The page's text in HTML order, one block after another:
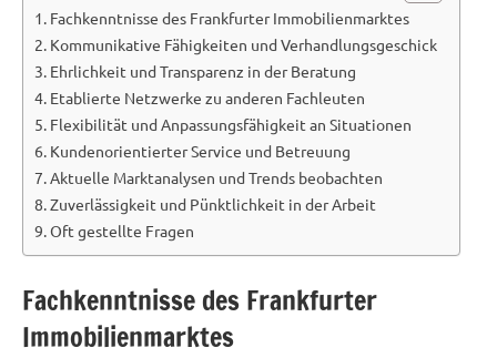
Fachkenntnisse des Frankfurter Immobilienmarktes
Kommunikative Fähigkeiten und Verhandlungsgeschick
Ehrlichkeit und Transparenz in der Beratung
Etablierte Netzwerke zu anderen Fachleuten
Flexibilität und Anpassungsfähigkeit an Situationen
Kundenorientierter Service und Betreuung
Aktuelle Marktanalysen und Trends beobachten
Zuverlässigkeit und Pünktlichkeit in der Arbeit
Oft gestellte Fragen
Fachkenntnisse des Frankfurter
Immobilienmarktes